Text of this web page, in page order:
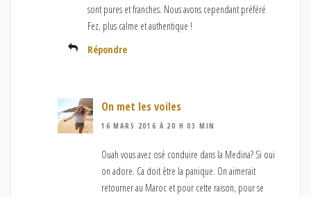
sont pures et franches. Nous avons cependant préféré
Fez, plus calme et authentique !
Répondre
On met les voiles
16 MARS 2016 À 20 H 03 MIN
Ouah vous avez osé conduire dans la Medina? Si oui
on adore. Ca doit être la panique. On aimerait
retourner au Maroc et pour cette raison, pour se